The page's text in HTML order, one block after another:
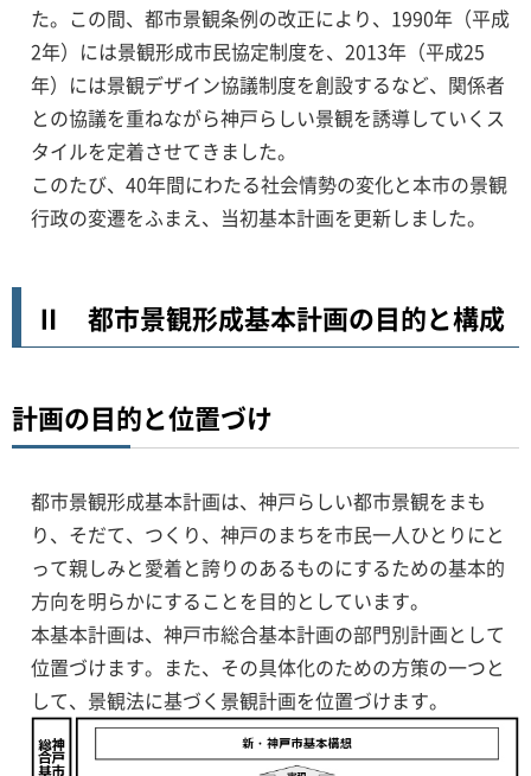
た。この間、都市景観条例の改正により、1990年（平成
2年）には景観形成市民協定制度を、2013年（平成25
年）には景観デザイン協議制度を創設するなど、関係者
との協議を重ねながら神戸らしい景観を誘導していくス
タイルを定着させてきました。
このたび、40年間にわたる社会情勢の変化と本市の景観
行政の変遷をふまえ、当初基本計画を更新しました。
Ⅱ 都市景観形成基本計画の目的と構成
計画の目的と位置づけ
都市景観形成基本計画は、神戸らしい都市景観をまも
り、そだて、つくり、神戸のまちを市民一人ひとりにと
って親しみと愛着と誇りのあるものにするための基本的
方向を明らかにすることを目的としています。
本基本計画は、神戸市総合基本計画の部門別計画として
位置づけます。また、その具体化のための方策の一つと
して、景観法に基づく 景観計画を位置づけます。